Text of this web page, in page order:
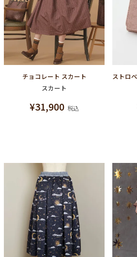
チョコレート スカート
スカート
¥31,900 税込